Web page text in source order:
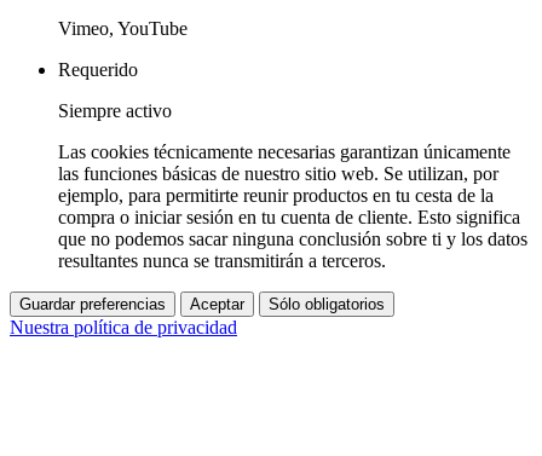
Vimeo, YouTube
Requerido
Siempre activo
Las cookies técnicamente necesarias garantizan únicamente
las funciones básicas de nuestro sitio web. Se utilizan, por
ejemplo, para permitirte reunir productos en tu cesta de la
compra o iniciar sesión en tu cuenta de cliente. Esto significa
que no podemos sacar ninguna conclusión sobre ti y los datos
resultantes nunca se transmitirán a terceros.
Guardar preferencias Aceptar Sólo obligatorios
Nuestra política de privacidad